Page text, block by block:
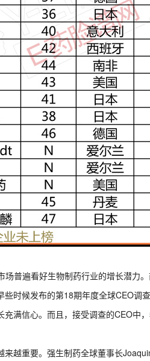
场普遍看好生物制药行业的增长潜力
些时候发布的第18期年度全球CEO调
满信心。而且，接受调查的CEO中
来越重要。强生制药全球董事长